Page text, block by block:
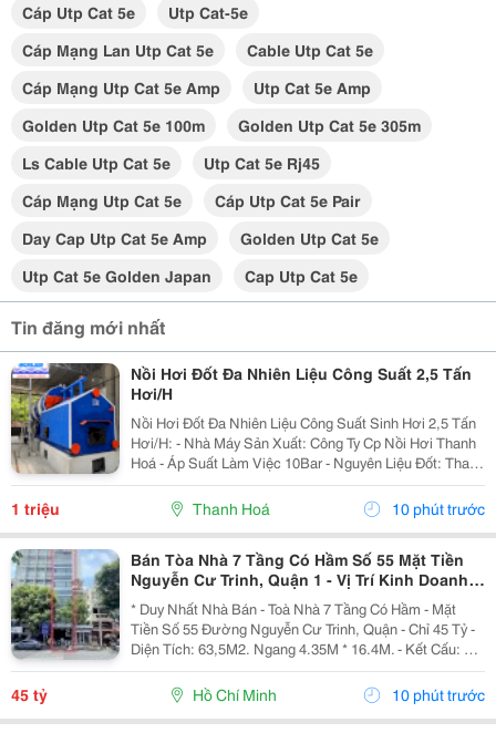
Cáp Utp Cat 5e
Utp Cat-5e
Cáp Mạng Lan Utp Cat 5e
Cable Utp Cat 5e
Cáp Mạng Utp Cat 5e Amp
Utp Cat 5e Amp
Golden Utp Cat 5e 100m
Golden Utp Cat 5e 305m
Ls Cable Utp Cat 5e
Utp Cat 5e Rj45
Cáp Mạng Utp Cat 5e
Cáp Utp Cat 5e Pair
Day Cap Utp Cat 5e Amp
Golden Utp Cat 5e
Utp Cat 5e Golden Japan
Cap Utp Cat 5e
Tin đăng mới nhất
Nồi Hơi Đốt Đa Nhiên Liệu Công Suất 2,5 Tấn
Hơi/H
Nồi Hơi Đốt Đa Nhiên Liệu Công Suất Sinh Hơi 2,5 Tấn
Hơi/H: - Nhà Máy Sản Xuất: Công Ty Cp Nồi Hơi Thanh
Hoá - Áp Suất Làm Việc 10Bar - Nguyên Liệu Đốt: Than,
Củi, Vỏ Trấu, Vải Vụn, Viên Nén.......... Tư Vấn Sản
1 triệu Thanh Hoá 10 phút trước
Bán Tòa Nhà 7 Tầng Có Hầm Số 55 Mặt Tiền
Nguyễn Cư Trinh, Quận 1 - Vị Trí Kinh Doanh
Đỉnh - Khẳng Định Vị Thế Đẳng Cấp - Ngay
* Duy Nhất Nhà Bán - Toà Nhà 7 Tầng Có Hầm - Mặt
Tiền Số 55 Đường Nguyễn Cư Trinh, Quận - Chỉ 45 Tỷ -
Diện Tích: 63,5M2. Ngang 4.35M * 16.4M. - Kết Cấu: 1
Hầm - 6 Tầng St - Thang Máy. - Dòng Tiền: 90
Triệu/Tháng - Hđ 5 Năm. - Pháp Lý: Sổ Hồng Cá...
45 tỷ Hồ Chí Minh 10 phút trước